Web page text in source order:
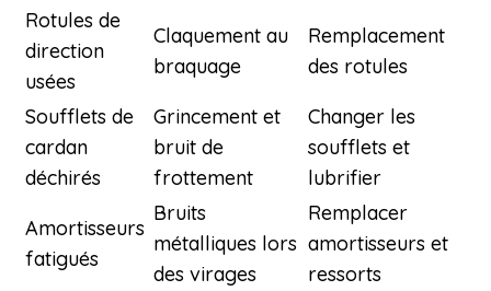
Rotules de
direction
usées
Claquement au
braquage
Remplacement
des rotules
Soufflets de
cardan
déchirés
Grincement et
bruit de
frottement
Changer les
soufflets et
lubrifier
Amortisseurs
fatigués
Bruits
métalliques lors
des virages
Remplacer
amortisseurs et
ressorts